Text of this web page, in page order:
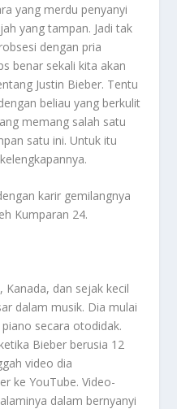
yang merdu penyanyi
yang tampan. Jadi tak
dengan pria
benar sekali kita akan
Justin Bieber. Tentu
beliau yang berkulit
memang salah satu
satu ini. Untuk itu
karir gemilangnya
Kumparan 24.
Kanada, dan sejak kecil
dalam musik. Dia mulai
secara otodidak.
Bieber berusia 12
video dia
ke YouTube. Video-
dalam bernyanyi